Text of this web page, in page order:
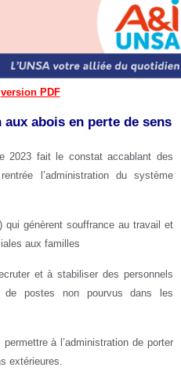
version PDF
abois en perte de sens
2023 fait le constat accablant des
l’administration du système
qui génèrent souffrance au travail et
aux familles
et à stabiliser des personnels
de postes non pourvus dans les
à l’administration de porter
extérieures.